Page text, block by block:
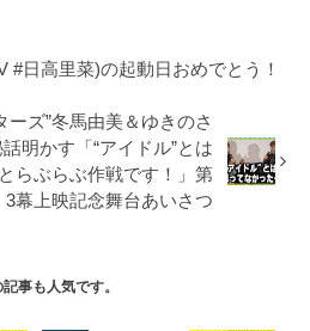
#日高里菜)の起動日おめでとう！
ーズ”冬馬由美＆ゆきのさ
明かす「“アイドル”とは
らぶらぶ作戦です！」第
3幕上映記念舞台あいさつ
事も人気です。